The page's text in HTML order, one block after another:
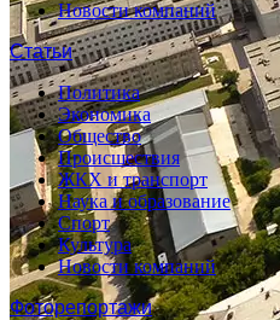
Новости компаний
Статьи
Политика
Экономика
Общество
Происшествия
ЖКХ и транспорт
Наука и образование
Спорт
Культура
Новости компаний
Фоторепортажи